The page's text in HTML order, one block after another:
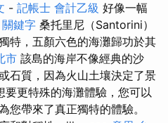
- 記帳士 會計乙級 好像一幅
鍵字 桑托里尼（Santorini）
特，五顏六色的海灘歸功於其
市 該島的海岸不像經典的沙
石質，因為火山土壤決定了景
要更特殊的海灘體驗，您可以
您帶來了真正獨特的體驗。